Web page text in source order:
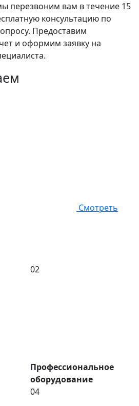
перезвоним вам в течение 15
консультацию по
Предоставим
и оформим заявку на
Смотреть
02
Профессиональное
оборудование
04